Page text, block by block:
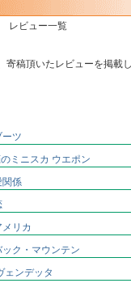
ビュー一覧
寄稿頂いたレビューを掲載
ーツ
ミニスカ ウエポン
関係
メリカ
ク・マウンテン
ェンデッタ